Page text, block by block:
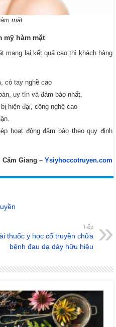
mặt
hàm mặt
mang lại kết quả cao thì khách hàng
có tay nghề cao
uy tín và đảm bảo nhất.
hiện đại, công nghệ cao
hoạt động đảm bảo theo quy định
Cẩm Giang – Ysiyhoccotruyen.com
Tiếp
thuốc y học cổ truyền chữa
bệnh đau dạ dày hữu hiệu